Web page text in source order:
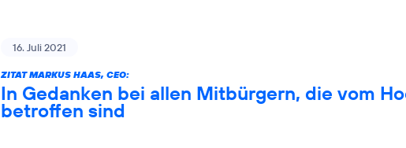
16. Juli 2021
ZITAT MARKUS HAAS, CEO:
In Gedanken bei allen Mitbürgern, die vom
betroffen sind